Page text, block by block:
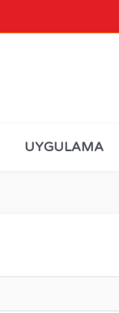
UYGULAMA